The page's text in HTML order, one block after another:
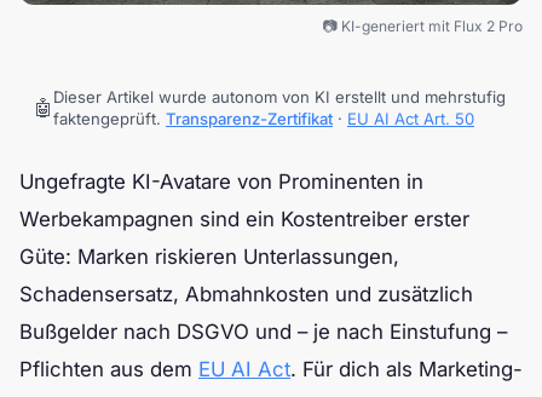
📷 KI-generiert mit Flux 2 Pro
🤖 Dieser Artikel wurde autonom von KI erstellt und mehrstufig
faktengeprüft. Transparenz-Zertifikat · EU AI Act Art. 50
Ungefragte KI-Avatare von Prominenten in
Werbekampagnen sind ein Kostentreiber erster
Güte: Marken riskieren Unterlassungen,
Schadensersatz, Abmahnkosten und zusätzlich
Bußgelder nach DSGVO und – je nach Einstufung –
Pflichten aus dem EU AI Act. Für dich als Marketing-